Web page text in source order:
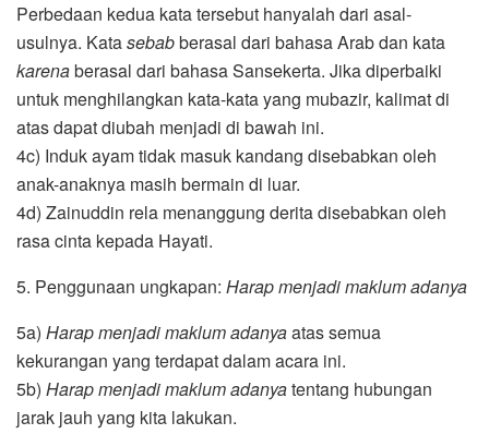
Perbedaan kedua kata tersebut hanyalah dari asal-
usulnya. Katasebabberasal dari bahasa Arab dan kata
karenaberasal dari bahasa Sansekerta. Jika diperbaiki
untuk menghilangkan kata-kata yang mubazir, kalimat di
atas dapat diubah menjadi di bawah ini.
4c) Induk ayam tidak masuk kandang disebabkan oleh
anak-anaknya masih bermain di luar.
4d) Zainuddin rela menanggung derita disebabkan oleh
rasa cinta kepada Hayati.
5. Penggunaan ungkapan: Harap menjadi maklum adanya
5a) Harap menjadi maklum adanyaatas semua
kekurangan yang terdapat dalam acara ini.
5b) Harap menjadi maklum adanyatentang hubungan
jarak jauh yang kita lakukan.